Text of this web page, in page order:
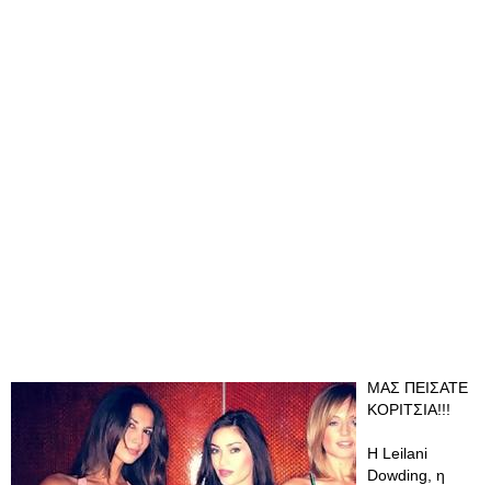
ΜΑΣ ΠΕΙΣΑΤΕ
ΚΟΡΙΤΣΙΑ!!!
Η Leilani
Dowding, η